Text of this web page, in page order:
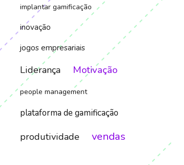
implantar gamificação
inovação
jogos empresariais
Liderança Motivação
people management
plataforma de gamificação
produtividade vendas